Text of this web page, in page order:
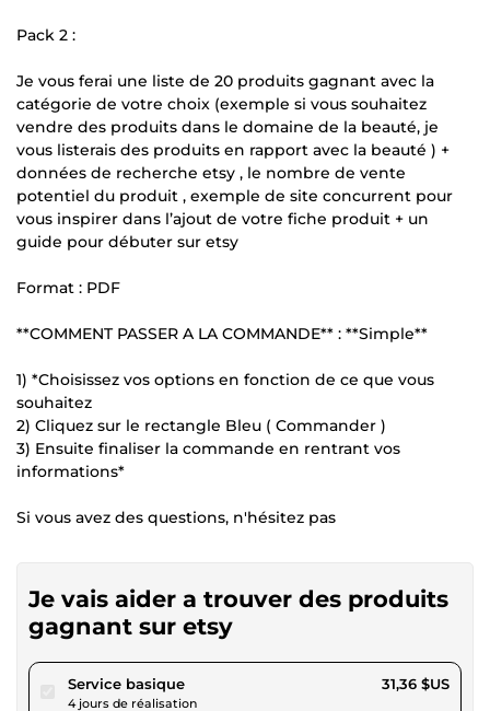
Pack 2 :
Je vous ferai une liste de 20 produits gagnant avec la
catégorie de votre choix (exemple si vous souhaitez
vendre des produits dans le domaine de la beauté, je
vous listerais des produits en rapport avec la beauté ) +
données de recherche etsy , le nombre de vente
potentiel du produit , exemple de site concurrent pour
vous inspirer dans l’ajout de votre fiche produit + un
guide pour débuter sur etsy
Format : PDF
**COMMENT PASSER A LA COMMANDE** : **Simple**
1) *Choisissez vos options en fonction de ce que vous
souhaitez
2) Cliquez sur le rectangle Bleu ( Commander )
3) Ensuite finaliser la commande en rentrant vos
informations*
Si vous avez des questions, n'hésitez pas
Je vais aider a trouver des produits
gagnant sur etsy
Service basiquepour 28,90 $US
4 jours de réalisation
31,36 $US